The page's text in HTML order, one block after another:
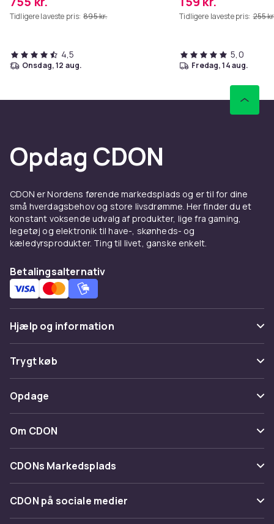
Tidligere laveste pris: 895 kr.
4,5
onsdag, 12 aug.
Tidligere laveste pris: 255
5,0
fredag, 14 aug.
Opdag CDON
CDON er Nordens førende markedsplads og er til for dine
små hverdagsbehov og store livsdrømme. Her finder du et
konstant voksende udvalg af produkter, lige fra gaming,
legetøj og elektronik til have-, skønheds- og
kæledyrsprodukter. Ting til livet, ganske enkelt.
Betalingsalternativ
Hjælp og information
Ofte stillede spørgsmål
Spor pakke
Fortryd & returner her
Kontakt os
Trygt køb
Betaling
Levering
Tilbagekaldelser
Opdage
Kategorier
Maerke
Om CDON
Om os
Kundeanmeldelser
Arbejd på CDON
CDONs Markedsplads
Merchant Help Center
CDON på sociale medier